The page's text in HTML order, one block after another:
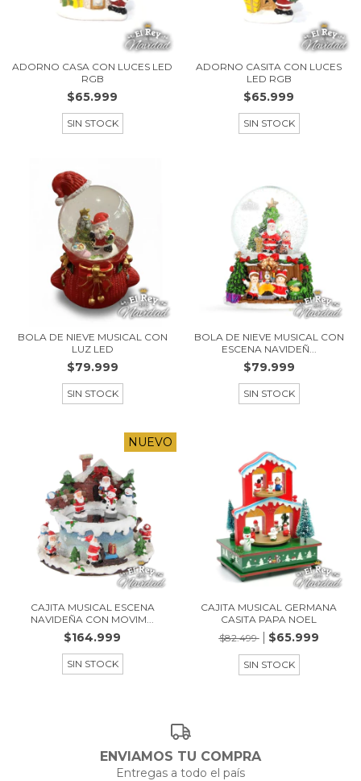
ADORNO CASA CON LUCES LED
RGB
$65.999
SIN STOCK
ADORNO CASITA CON LUCES
LED RGB
$65.999
SIN STOCK
BOLA DE NIEVE MUSICAL CON
LUZ LED
$79.999
SIN STOCK
BOLA DE NIEVE MUSICAL CON
ESCENA NAVIDEÑ...
$79.999
SIN STOCK
NUEVO
CAJITA MUSICAL ESCENA
NAVIDEÑA CON MOVIM...
$164.999
SIN STOCK
CAJITA MUSICAL GERMANA
CASITA PAPA NOEL
$82.499
$65.999
SIN STOCK
ENVIAMOS TU COMPRA
Entregas a todo el país